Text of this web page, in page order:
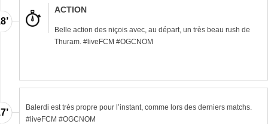
ACTION
Belle action des niçois avec, au départ, un très beau rush de
Thuram. #liveFCM #OGCNOM
Balerdi est très propre pour l’instant, comme lors des derniers matchs.
#liveFCM #OGCNOM